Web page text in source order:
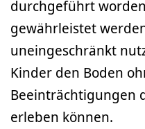
durchgeführt
gewährleistet
uneingeschränkt
Kinder den Boden
Beeinträchtigungen
erleben können.